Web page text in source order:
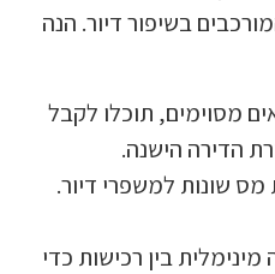
דיור. הנה
תוכלו לקבל
הישנה.
למשפרי דיור.
בין רכישות כדי